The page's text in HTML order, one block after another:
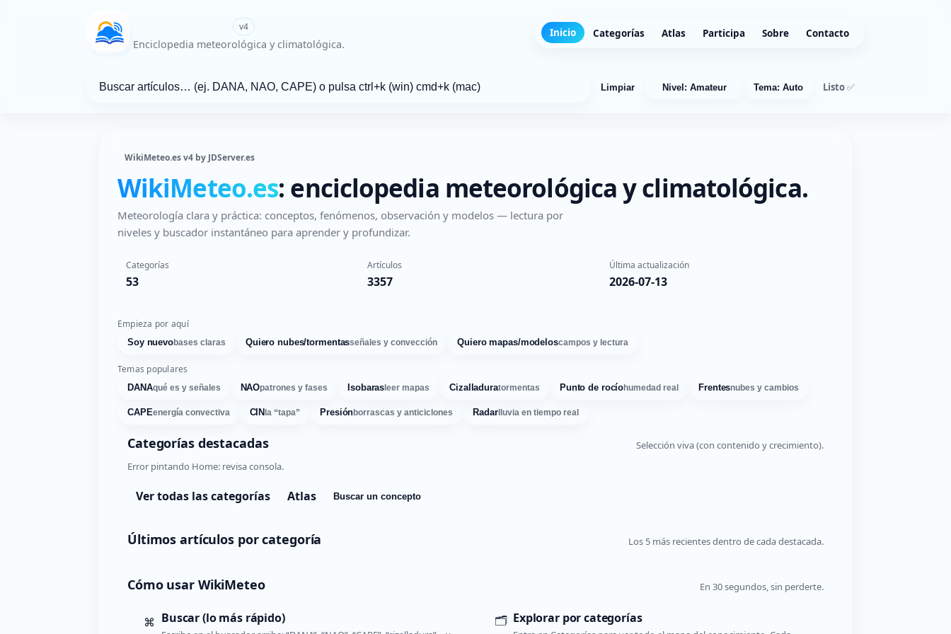
WikiMeteo.es v4
Enciclopedia meteorológica y climatológica.
Inicio Categorías Atlas Participa Sobre Contacto
Limpiar Nivel: Amateur Tema: Auto Listo ✅
WikiMeteo.es v4 by JDServer.es
WikiMeteo.es: enciclopedia meteorológica y climatológica.
Meteorología clara y práctica: conceptos, fenómenos, observación y modelos — lectura por
niveles y buscador instantáneo para aprender y profundizar.
Categorías
53
Artículos
3357
Última actualización
2026-07-13
Empieza por aquí
Soy nuevobases claras Quiero nubes/tormentasseñales y convección Quiero mapas/modeloscampos y lectura
Temas populares
DANAqué es y señales NAOpatrones y fases Isobarasleer mapas Cizalladuratormentas Punto de rocíohumedad real Frentesnubes y cambios
CAPEenergía convectiva CIN la “tapa” Presiónborrascas y anticiclones Radarlluvia en tiempo real
Categorías destacadas
Selección viva (con contenido y crecimiento).
Error pintando Home: revisa consola.
Ver todas las categorías Atlas Buscar un concepto
Últimos artículos por categoría Los 5 más recientes dentro de cada destacada.
Cómo usar WikiMeteo En 30 segundos, sin perderte.
⌘ Buscar (lo más rápido) 🗂️ Explorar por categorías